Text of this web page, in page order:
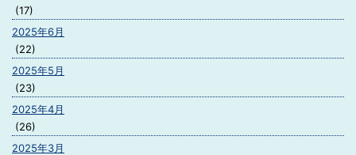
(17)
2025年6月
(22)
2025年5月
(23)
2025年4月
(26)
2025年3月